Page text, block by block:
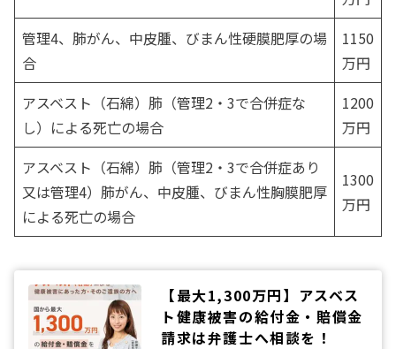
管理4、肺がん、中皮腫、びまん性硬膜肥厚の場
合
1150
万円
アスベスト（石綿）肺（管理2・3で合併症な
し）による死亡の場合
1200
万円
アスベスト（石綿）肺（管理2・3で合併症あり
又は管理4）肺がん、中皮腫、びまん性胸膜肥厚
による死亡の場合
1300
万円
【最大1,300万円】アスベス
ト健康被害の給付金・賠償金
請求は弁護士へ相談を！